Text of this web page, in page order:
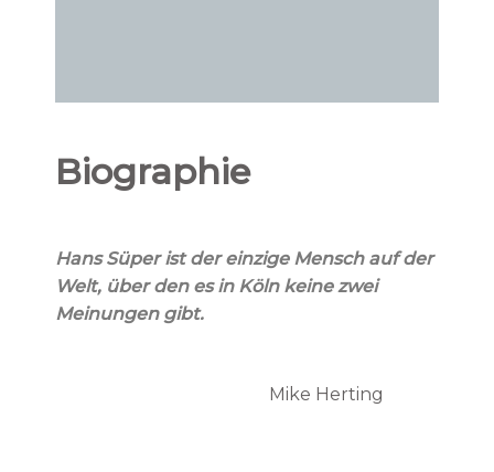
Biographie
Hans Süper ist der einzige Mensch auf der
Welt, über den es in Köln keine zwei
Meinungen gibt.
Mike Herting